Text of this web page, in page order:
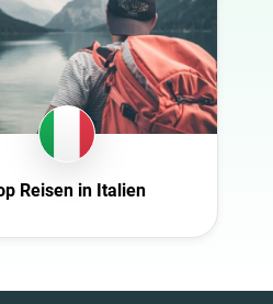
Reisen in Italien